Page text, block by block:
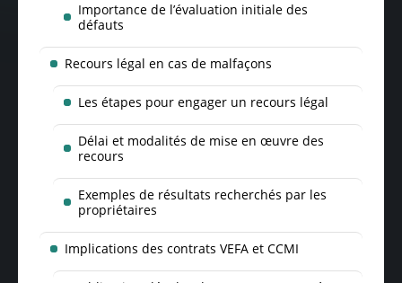
Importance de l’évaluation initiale des
défauts
Recours légal en cas de malfaçons
Les étapes pour engager un recours légal
Délai et modalités de mise en œuvre des
recours
Exemples de résultats recherchés par les
propriétaires
Implications des contrats VEFA et CCMI